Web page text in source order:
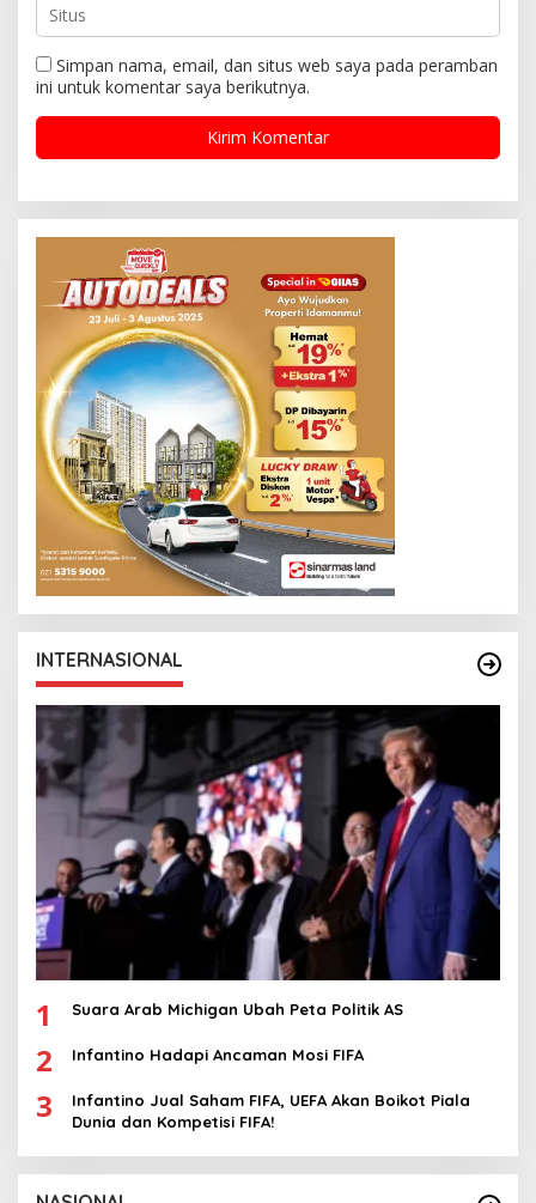
Simpan nama, email, dan situs web saya pada peramban
ini untuk komentar saya berikutnya.
INTERNASIONAL
1 Suara Arab Michigan Ubah Peta Politik AS
2 Infantino Hadapi Ancaman Mosi FIFA
3
Infantino Jual Saham FIFA, UEFA Akan Boikot Piala
Dunia dan Kompetisi FIFA!